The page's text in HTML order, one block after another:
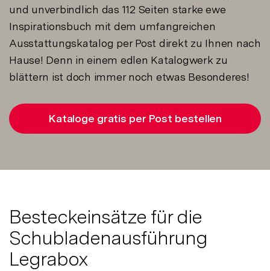
und unverbindlich das 112 Seiten starke ewe
Inspirationsbuch mit dem umfangreichen
Ausstattungskatalog per Post direkt zu Ihnen nach
Hause! Denn in einem edlen Katalogwerk zu
blättern ist doch immer noch etwas Besonderes!
Kataloge gratis per Post bestellen
Besteckeinsätze für die
Schubladenausführung
Legrabox